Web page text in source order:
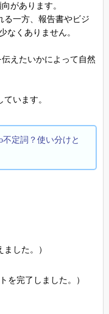
があります。
る一方、報告書やビジ
なくありません。
えたいかによって自然
います。
定詞？使い分けと
した。）
を完了しました。）